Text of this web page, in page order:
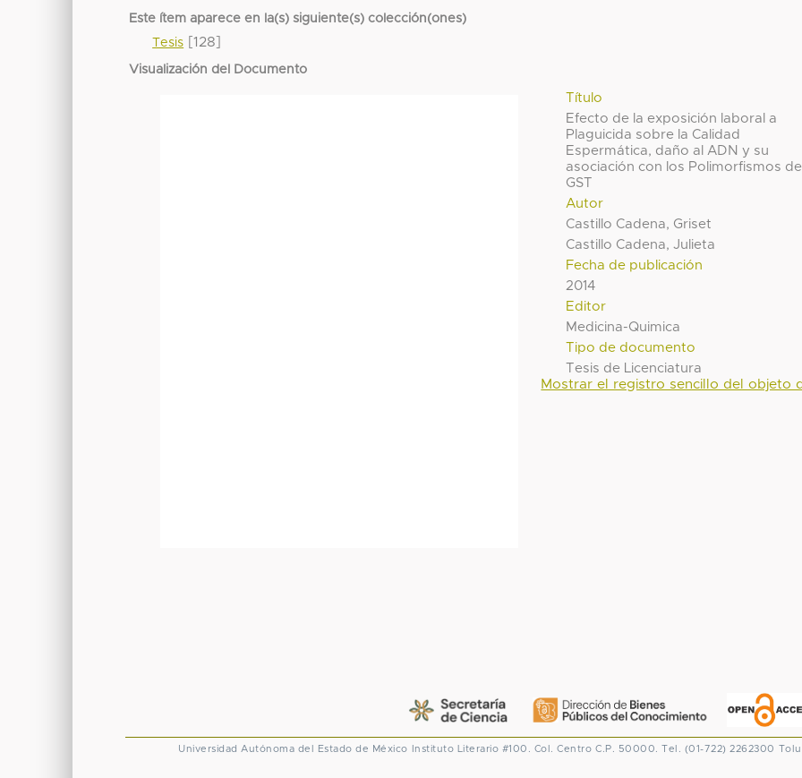
Este ítem aparece en la(s) siguiente(s) colección(ones)
Tesis [128]
Visualización del Documento
Título
Efecto de la exposición laboral a
Plaguicida sobre la Calidad
Espermática, daño al ADN y su
asociación con los Polimorfismos de
GST
Autor
Castillo Cadena, Griset
Castillo Cadena, Julieta
Fecha de publicación
2014
Editor
Medicina-Quimica
Tipo de documento
Tesis de Licenciatura
Mostrar el registro sencillo del objeto
Universidad Autónoma del Estado de México Instituto Literario #100. Col. Centro C.P. 50000. Tel. (01-722) 2262300